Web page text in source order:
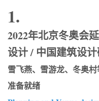
1.
2022年北京冬奥会
设计 / 中国建筑设
雪飞燕、雪游龙、冬奥
准备就绪